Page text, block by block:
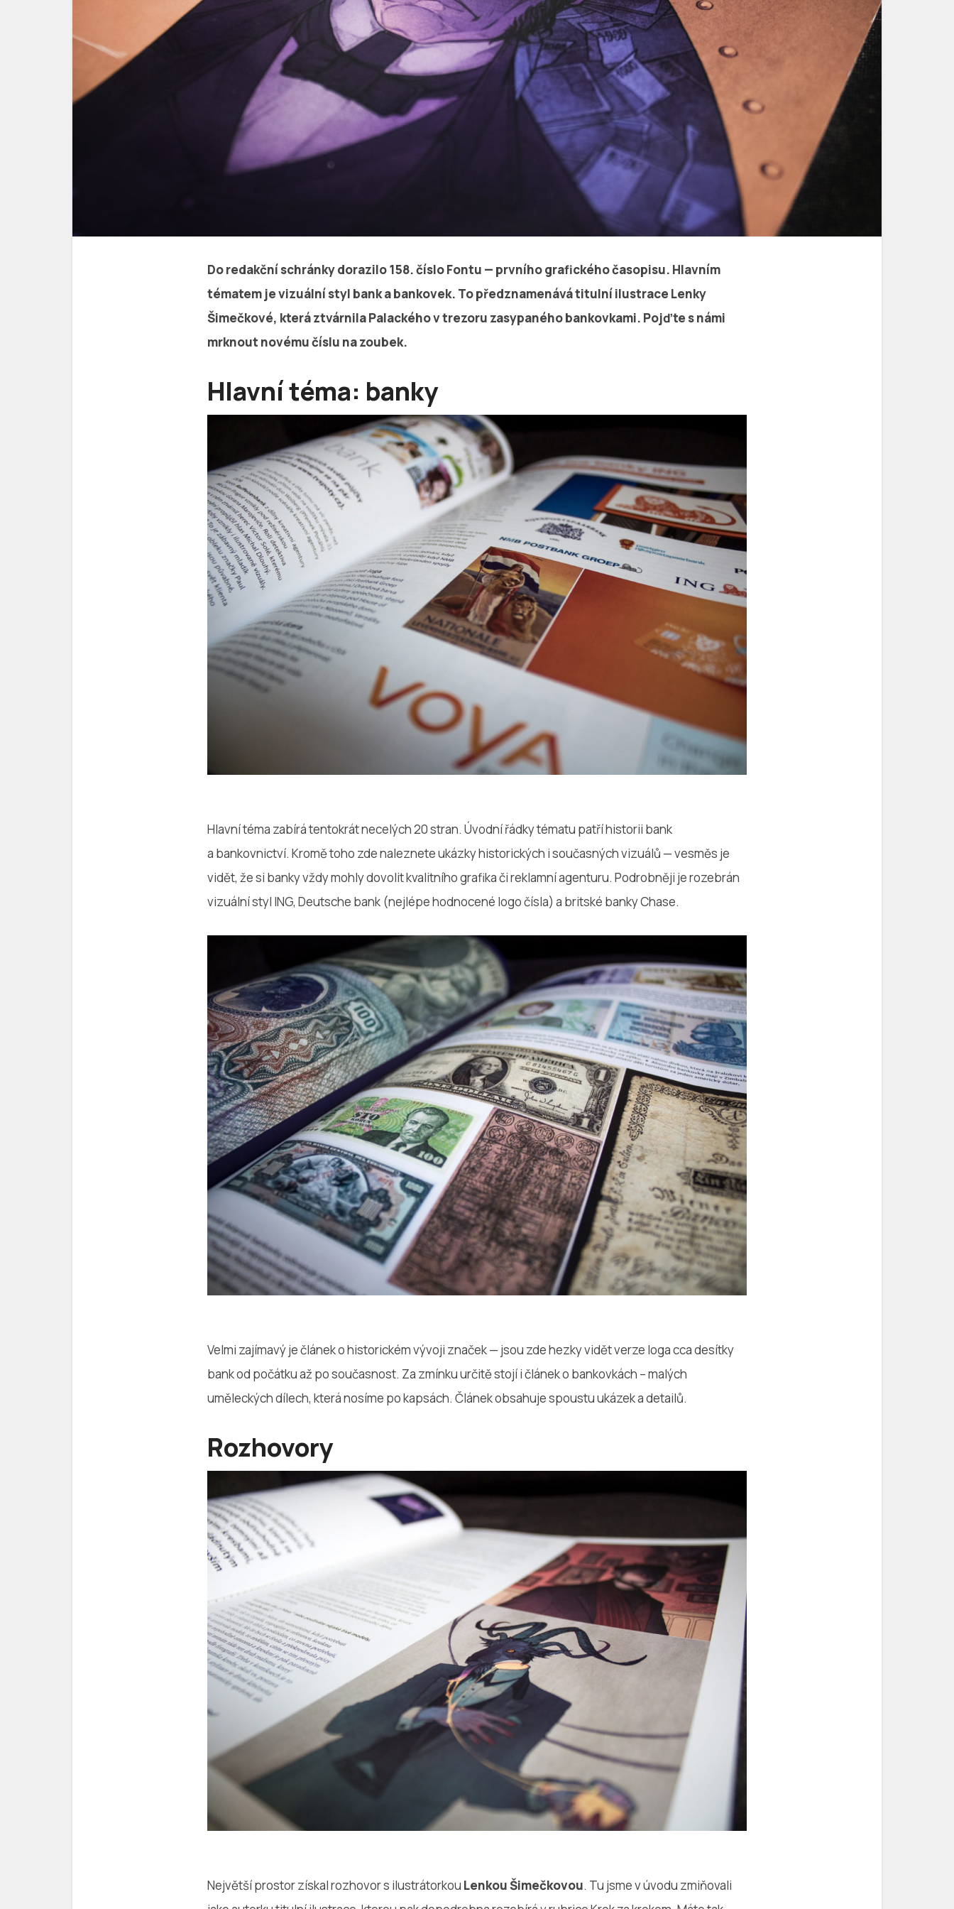
Do redakční schránky dorazilo 158. číslo Fontu — prvního grafického časopisu. Hlavním
tématem je vizuální styl bank a bankovek. To předznamenává titulní ilustrace Lenky
Šimečkové, která ztvárnila Palackého v trezoru zasypaného bankovkami. Pojďte s námi
mrknout novému číslu na zoubek.
Hlavní téma: banky
Hlavní téma zabírá tentokrát necelých 20 stran. Úvodní řádky tématu patří historii bank
a bankovnictví. Kromě toho zde naleznete ukázky historických i současných vizuálů — vesměs je
vidět, že si banky vždy mohly dovolit kvalitního grafika či reklamní agenturu. Podrobněji je rozebrán
vizuální styl ING, Deutsche bank (nejlépe hodnocené logo čísla) a britské banky Chase.
Velmi zajímavý je článek o historickém vývoji značek — jsou zde hezky vidět verze loga cca desítky
bank od počátku až po současnost. Za zmínku určitě stojí i článek o bankovkách – malých
uměleckých dílech, která nosíme po kapsách. Článek obsahuje spoustu ukázek a detailů.
Rozhovory
Největší prostor získal rozhovor s ilustrátorkou Lenkou Šimečkovou. Tu jsme v úvodu zmiňovali